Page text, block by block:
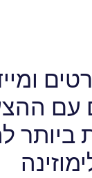
עם